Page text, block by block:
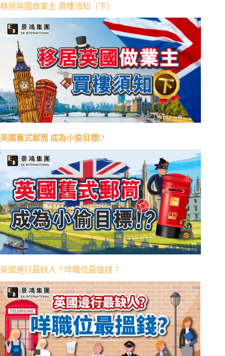
移居英國做業主 買樓須知（下）
英國舊式郵筒 成為小偷目標!?
英國邊行最缺人？咩職位最搵錢？